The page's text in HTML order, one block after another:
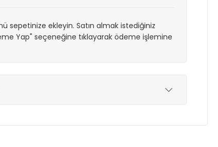
sepetinize ekleyin. Satın almak istediğiniz
Yap" seçeneğine tıklayarak ödeme işlemine